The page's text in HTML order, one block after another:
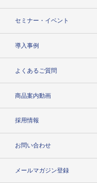
セミナー・イベント
導入事例
よくあるご質問
商品案内動画
採用情報
お問い合わせ
メールマガジン登録